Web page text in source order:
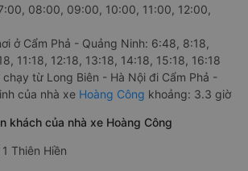
08:00, 09:00, 10:00, 11:00, 12:00,
ở Cẩm Phả - Quảng Ninh: 6:48, 8:18,
11:18, 12:18, 13:18, 14:18, 15:18, 16:18
chạy từ Long Biên - Hà Nội đi Cẩm Phả -
của nhà xe Hoàng Công khoảng: 3.3 giờ
khách của nhà xe Hoàng Công
Thiên Hiền